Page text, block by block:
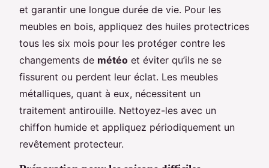
et garantir une longue durée de vie. Pour les
meubles en bois, appliquez des huiles protectrices
tous les six mois pour les protéger contre les
changements de météo et éviter qu’ils ne se
fissurent ou perdent leur éclat. Les meubles
métalliques, quant à eux, nécessitent un
traitement antirouille. Nettoyez-les avec un
chiffon humide et appliquez périodiquement un
revêtement protecteur.